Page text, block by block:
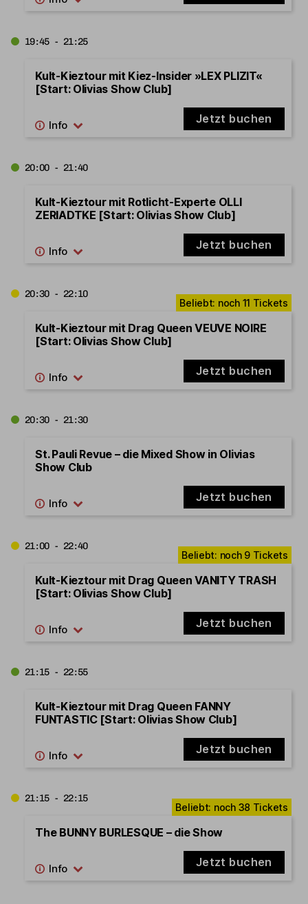
19:45 - 21:25
Kult-Kieztour mit Kiez-Insider »LEX PLIZIT«
[Start: Olivias Show Club]
Jetzt buchen
20:00 - 21:40
Kult-Kieztour mit Rotlicht-Experte OLLI
ZERIADTKE [Start: Olivias Show Club]
Jetzt buchen
20:30 - 22:10
Kult-Kieztour mit Drag Queen VEUVE NOIRE
[Start: Olivias Show Club]
Jetzt buchen
20:30 - 21:30
St. Pauli Revue – die Mixed Show in Olivias
Show Club
Jetzt buchen
21:00 - 22:40
Kult-Kieztour mit Drag Queen VANITY TRASH
[Start: Olivias Show Club]
Jetzt buchen
21:15 - 22:55
Kult-Kieztour mit Drag Queen FANNY
FUNTASTIC [Start: Olivias Show Club]
Jetzt buchen
21:15 - 22:15
The BUNNY BURLESQUE – die Show
Jetzt buchen